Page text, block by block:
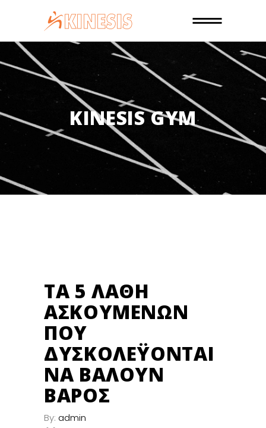
KINESIS GYM
ΤΑ 5 ΛΆΘΗ
ΑΣΚΟΎΜΕΝΩΝ
ΠΟΥ
ΔΥΣΚΟΛΈΥΟΝΤΑΙ
ΝΑ ΒΆΛΟΥΝ
ΒΆΡΟΣ
By: admin